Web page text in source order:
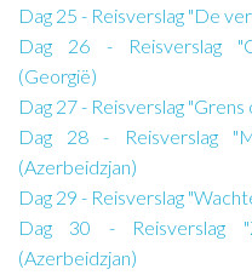
Dag 25 - Reisverslag "De
Dag 26 - Reisverslag
(Georgië)
Dag 27 - Reisverslag
Dag 28 - Reisverslag
(Azerbeidzjan)
Dag 29 - Reisverslag
Dag 30 - Reisverslag
(Azerbeidzjan)